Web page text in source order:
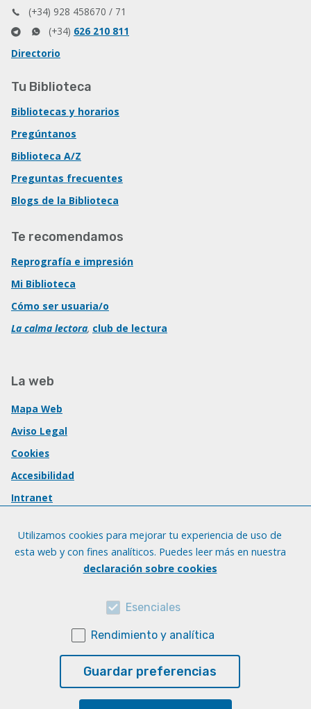
(+34) 928 458670 / 71
(+34) 626 210 811
Directorio
Tu Biblioteca
Bibliotecas y horarios
Pregúntanos
Biblioteca A/Z
Preguntas frecuentes
Blogs de la Biblioteca
Te recomendamos
Reprografía e impresión
Mi Biblioteca
Cómo ser usuaria/o
La calma lectora, club de lectura
La web
Mapa Web
Aviso Legal
Cookies
Accesibilidad
Intranet
Utilizamos cookies para mejorar tu experiencia de uso de
esta web y con fines analíticos. Puedes leer más en nuestra
declaración sobre cookies
Esenciales
Rendimiento y analítica
Guardar preferencias